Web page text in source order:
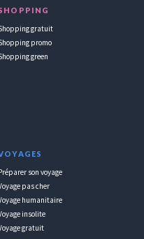
gratuit
promo
green
son voyage
pas cher
humanitaire
insolite
gratuit